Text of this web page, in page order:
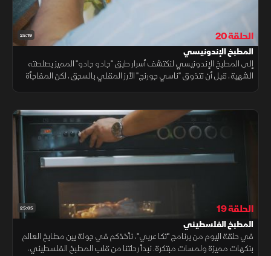
25:19 الحلقة 20
المطبخ الإندونيسي
إلى المطبخ الإندونيسي لنكتشف أسرار طبق "جادو جادو" المميز بصلصته
الشهية، قبل أن نتذوق "ناسي جورنج" الأرز المقلي بالسجق، لكن المفاجأة
25:05 الحلقة 19
المطبخ الفلسطيني
في حلقة اليوم من برنامج "تكا عربي"، نأخذكم في جولة بين مطابخ العالم
بنكهات مميزة ولمسات مبتكرة. نبدأ رحلتنا من قلب المطبخ الفلسطيني،